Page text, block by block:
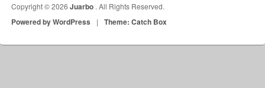
Copyright © 2026Juarbo . All Rights Reserved.
Powered by WordPress | Theme: Catch Box